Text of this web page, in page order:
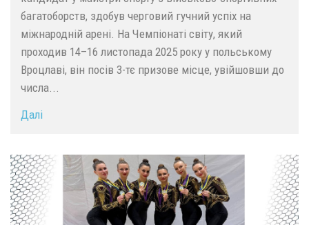
багатоборств, здобув черговий гучний успіх на
міжнародній арені. На Чемпіонаті світу, який
проходив 14–16 листопада 2025 року у польському
Вроцлаві, він посів 3-тє призове місце, увійшовши до
числа...
Далі